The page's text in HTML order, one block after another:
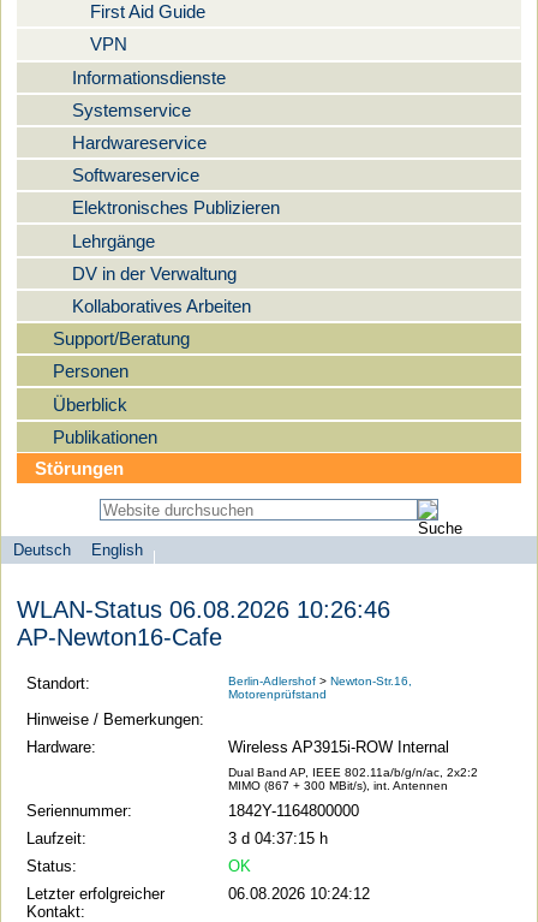
First Aid Guide
VPN
Informationsdienste
Systemservice
Hardwareservice
Softwareservice
Elektronisches Publizieren
Lehrgänge
DV in der Verwaltung
Kollaboratives Arbeiten
Support/Beratung
Personen
Überblick
Publikationen
Störungen
Sprachauswahl
Deutsch
English
search-menu
Universität
zu
Berlin
Computer-
WLAN-Status 06.08.2026 10:26:46
AP-Newton16-Cafe
Standort: Berlin-Adlershof >Newton-Str.16,
Motorenprüfstand
Hinweise / Bemerkungen:
Hardware:
Wireless AP3915i-ROW Internal
Dual Band AP, IEEE 802.11a/b/g/n/ac, 2x2:2
MIMO (867 + 300 MBit/s), int. Antennen
Seriennummer:
1842Y-1164800000
Laufzeit:
3 d 04:37:15 h
Status:
OK
Letzter erfolgreicher
Kontakt:
06.08.2026 10:24:12